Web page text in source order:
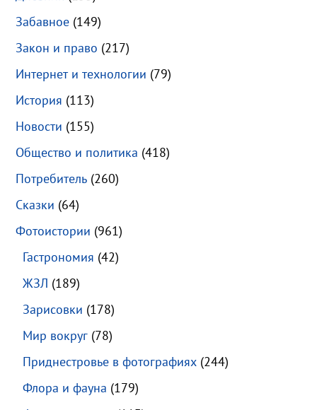
Забавное (149)
Закон и право (217)
Интернет и технологии (79)
История (113)
Новости (155)
Общество и политика (418)
Потребитель (260)
Сказки (64)
Фотоистории (961)
Гастрономия (42)
ЖЗЛ (189)
Зарисовки (178)
Мир вокруг (78)
Приднестровье в фотографиях (244)
Флора и фауна (179)